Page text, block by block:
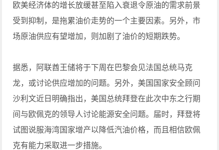
欧美经济体的增长放缓甚至陷入衰退令原油的需求前景
受到抑制，是拖累油价走势的一个主要因素。另外，市
场原油供应有望增加，则加剧了油价的短期跌势。
据悉，阿联酋王储将于下周在巴黎会见法国总统马克
龙，或讨论供应增加的问题。另外，美国国家安全顾问
沙利文近日明确指出，美国总统拜登在此次中东之行期
间与欧佩克的领导人讨论能源安全问题。届时，拜登将
试图说服海湾国家增产以降低汽油价格，而且相信欧佩
克有能力采取进一步措施。